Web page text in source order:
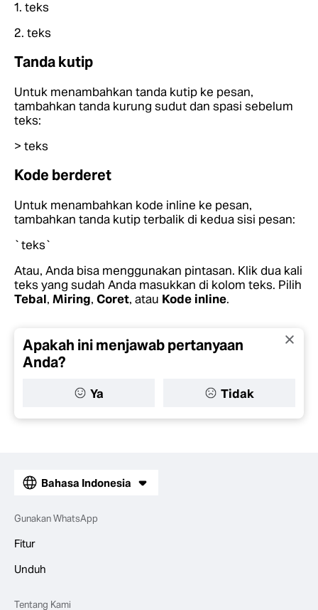
1. teks
2. teks
Tanda kutip
Untuk menambahkan tanda kutip ke pesan,
tambahkan tanda kurung sudut dan spasi sebelum
teks:
> teks
Kode berderet
Untuk menambahkan kode inline ke pesan,
tambahkan tanda kutip terbalik di kedua sisi pesan:
`teks`
Atau, Anda bisa menggunakan pintasan. Klik dua kali
teks yang sudah Anda masukkan di kolom teks. Pilih
Tebal, Miring, Coret, atau Kode inline.
Apakah ini menjawab pertanyaan
Anda?
Ya Tidak
Bahasa Indonesia
Gunakan WhatsApp
Fitur
Unduh
Tentang Kami